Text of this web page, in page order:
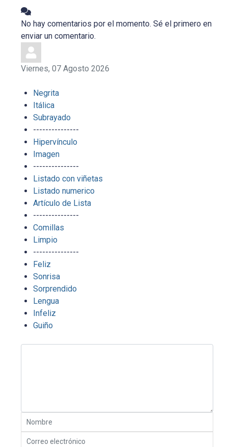
No hay comentarios por el momento. Sé el primero en
enviar un comentario.
Viernes, 07 Agosto 2026
Negrita
Itálica
Subrayado
---------------
Hipervínculo
Imagen
---------------
Listado con viñetas
Listado numerico
Artículo de Lista
---------------
Comillas
Limpio
---------------
Feliz
Sonrisa
Sorprendido
Lengua
Infeliz
Guiño